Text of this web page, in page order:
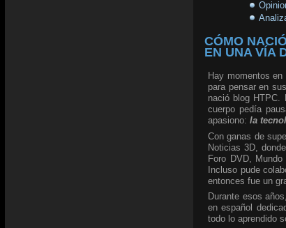
CÓMO
EN UNA VÍA
Hay momentos
para pensar en
nació blog HTPC.
cuerpo pedía
apasiono: la
Con ganas de
Noticias 3D,
Foro DVD,
Incluso pude
entonces fue un
Durante esos
en español
todo lo aprendido